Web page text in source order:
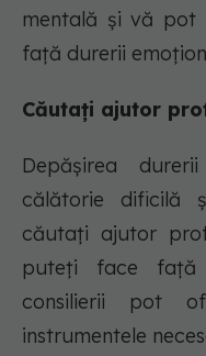
mentală și vă pot
față durerii
Căutați ajutor
Depășirea
călătorie dificilă
căutați ajutor
puteți face față
consilierii pot
instrumentele